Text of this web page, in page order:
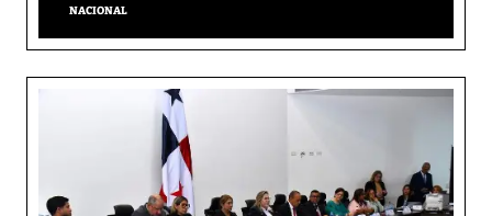
NACIONAL